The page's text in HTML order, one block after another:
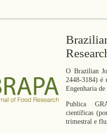
O Brazilian
2448-3184) é
Engenharia
Publica
científicas
trimestral e